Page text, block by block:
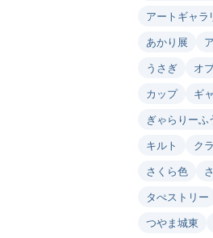
アートギャラ
あかり展
うさぎ
オ
カップ
ギ
ぎゃらりーふ
キルト
ク
さくら色
タぺストリー
つやま城東